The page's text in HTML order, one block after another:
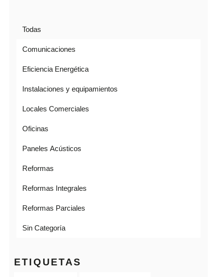
Comunicaciones
Eficiencia Energética
Instalaciones y equipamientos
Locales Comerciales
Oficinas
Paneles Acústicos
Reformas
Reformas Integrales
Reformas Parciales
Sin Categoría
Todas
ETIQUETAS